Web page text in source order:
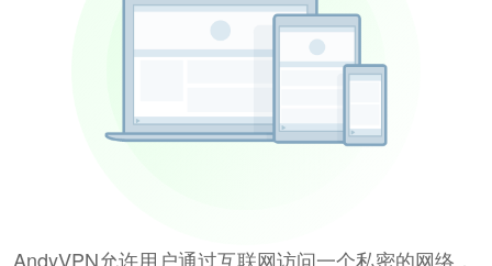
AndyVPN允许用户通过互联网访问一个私密的网络，